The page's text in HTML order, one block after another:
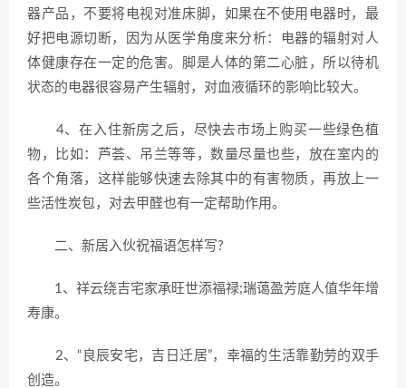
器产品，不要将电视对准床脚，如果在不使用电器时，最
好把电源切断，因为从医学角度来分析：电器的辐射对人
体健康存在一定的危害。脚是人体的第二心脏，所以待机
状态的电器很容易产生辐射，对血液循环的影响比较大。
4、在入住新房之后，尽快去市场上购买一些绿色植
物，比如：芦荟、吊兰等等，数量尽量也些，放在室内的
各个角落，这样能够快速去除其中的有害物质，再放上一
些活性炭包，对去甲醛也有一定帮助作用。
二、新居入伙祝福语怎样写?
1、祥云绕吉宅家承旺世添福禄;瑞蔼盈芳庭人值华年增
寿康。
2、“良辰安宅，吉日迁居”，幸福的生活靠勤劳的双手
创造。